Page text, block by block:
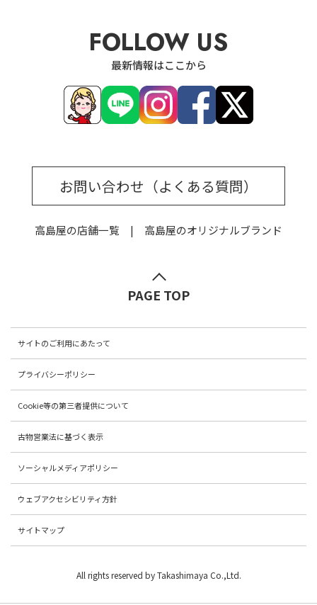
FOLLOW US
最新情報はここから
お問い合わせ（よくある質問）
高島屋の店舗一覧 高島屋のオリジナルブランド
PAGE TOP
サイトのご利用にあたって
プライバシーポリシー
Cookie等の第三者提供について
古物営業法に基づく表示
ソーシャルメディアポリシー
ウェブアクセシビリティ方針
サイトマップ
All rights reserved by Takashimaya Co.,Ltd.